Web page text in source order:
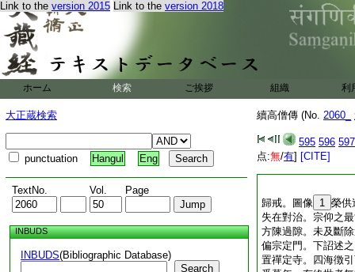
Link to the version 2015 Link to the version 2018
ホーム 検索 ご挨拶 組織 利
大正蔵検索
punctuation Hangul Eng
TextNo. Vol. Page
INBUDS
INBUDS(Bibliographic Database)
Search
續高僧傳 (No. 2060_
595 596 597
点:無/有] [CITE]
歸戒。圖像 1 榮供
失在對治。宗仰之
方陳過隙。未及斷
偏宗定門。下詔述
置禪定寺。四海徴